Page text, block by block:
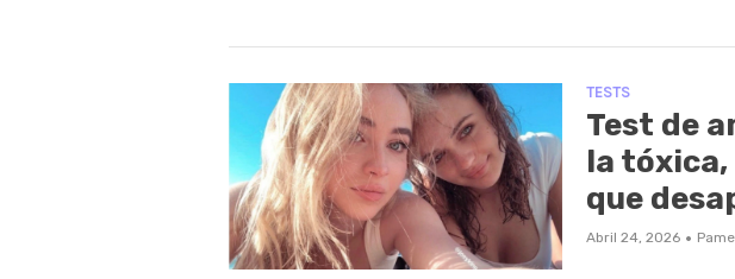
TESTS
Test de
la tóxica,
que
Abril 24, 2026 ·